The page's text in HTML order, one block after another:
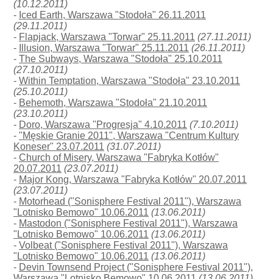
(10.12.2011)
- Iced Earth, Warszawa "Stodoła" 26.11.2011
(29.11.2011)
- Flapjack, Warszawa "Torwar" 25.11.2011 (27.11.2011)
-
Illusion, Warszawa "Torwar" 25.11.2011 (26.11.2011)
-The Subways, Warszawa "Stodoła" 25.10.2011
(27.10.2011)
-Within Temptation, Warszawa "Stodoła" 23.10.2011
(25.10.2011)
- Behemoth, Warszawa "Stodoła" 21.10.2011
(23.10.2011)
- Doro, Warszawa "Progresja" 4.10.2011 (7.10.2011)
-"Męskie Granie 2011", Warszawa "Centrum Kultury
Koneser" 23.07.2011 (31.07.2011)
-Church of Misery, Warszawa "Fabryka Kotłów"
20.07.2011 (23.07.2011)
- Major Kong, Warszawa "Fabryka Kotłów" 20.07.2011
(23.07.2011)
- Motorhead ("Sonisphere Festival 2011"), Warszawa
"Lotnisko Bemowo" 10.06.2011 (13.06.2011)
- Mastodon ("Sonisphere Festival 2011"), Warszawa
"Lotnisko Bemowo" 10.06.2011 (13.06.2011)
-Volbeat ("Sonisphere Festival 2011"), Warszawa
"Lotnisko Bemowo" 10.06.2011 (13.06.2011)
- Devin Townsend Project ("Sonisphere Festival 2011"),